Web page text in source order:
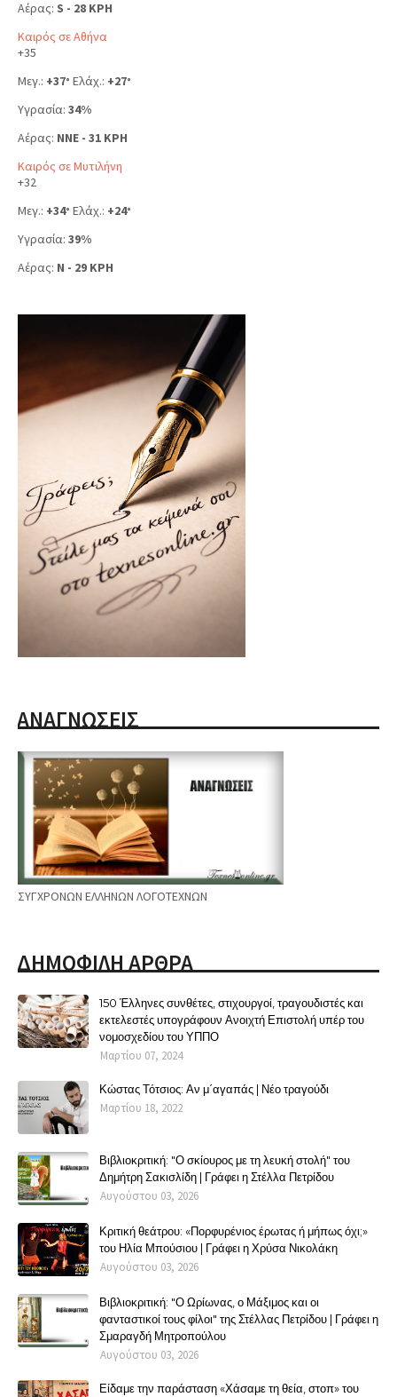
Αέρας: S - 28 KPH
Καιρός σε Αθήνα
+35
Μεγ.: +37° Ελάχ.: +27°
Υγρασία: 34%
Αέρας: NNE - 31 KPH
Καιρός σε Μυτιλήνη
+32
Μεγ.: +34° Ελάχ.: +24°
Υγρασία: 39%
Αέρας: N - 29 KPH
ΑΝΑΓΝΩΣΕΙΣ
ΣΥΓΧΡΟΝΩΝ ΕΛΛΗΝΩΝ ΛΟΓΟΤΕΧΝΩΝ
ΔΗΜΟΦΙΛΗ ΑΡΘΡΑ
150 Έλληνες συνθέτες, στιχουργοί, τραγουδιστές και
εκτελεστές υπογράφουν Ανοιχτή Επιστολή υπέρ του
νομοσχεδίου του ΥΠΠΟ
Μαρτίου 07, 2024
Κώστας Τότσιος: Αν μ΄αγαπάς | Νέο τραγούδι
Μαρτίου 18, 2022
Βιβλιοκριτική: "Ο σκίουρος με τη λευκή στολή" του
Δημήτρη Σακισλίδη | Γράφει η Στέλλα Πετρίδου
Αυγούστου 03, 2026
Κριτική θεάτρου: «Πορφυρένιος έρωτας ή μήπως όχι;»
του Ηλία Μπούσιου | Γράφει η Χρύσα Νικολάκη
Αυγούστου 03, 2026
Βιβλιοκριτική: "Ο Ωρίωνας, ο Μάξιμος και οι
φανταστικοί τους φίλοι" της Στέλλας Πετρίδου | Γράφει η
Σμαραγδή Μητροπούλου
Αυγούστου 03, 2026
Είδαμε την παράσταση «Χάσαμε τη θεία, στοπ» του